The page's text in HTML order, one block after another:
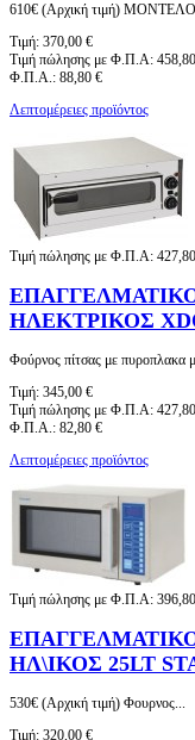
610€ (Αρχική τιμή)
Τιμή: 370,00 €
Τιμή πώλησης με Φ.Π.Α:
Φ.Π.Α.: 88,80 €
Λεπτομέρειες προϊόντος
Τιμή πώλησης με Φ.Π.Α:
ΗΛΕΚΤΡΙΚΟΣ
Φούρνος πίτσας με πυροπλακα
Τιμή: 345,00 €
Τιμή πώλησης με Φ.Π.Α:
Φ.Π.Α.: 82,80 €
Λεπτομέρειες προϊόντος
Τιμή πώλησης με Φ.Π.Α:
ΗΛ\ΙΚΟΣ 25LT
530€ (Αρχική τιμή) Φουρνος...
Τιμή: 320,00 €